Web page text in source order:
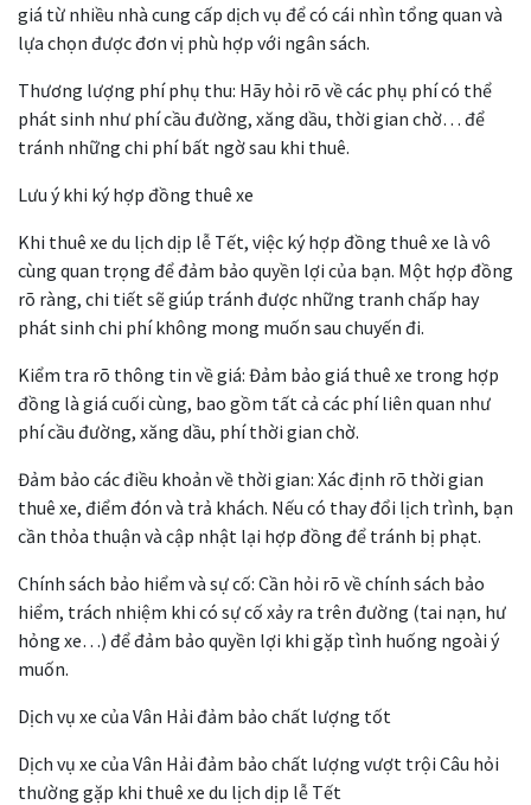
giá từ nhiều nhà cung cấp dịch vụ để có cái nhìn tổng quan và
lựa chọn được đơn vị phù hợp với ngân sách.
Thương lượng phí phụ thu: Hãy hỏi rõ về các phụ phí có thể
phát sinh như phí cầu đường, xăng dầu, thời gian chờ… để
tránh những chi phí bất ngờ sau khi thuê.
Lưu ý khi ký hợp đồng thuê xe
Khi thuê xe du lịch dịp lễ Tết, việc ký hợp đồng thuê xe là vô
cùng quan trọng để đảm bảo quyền lợi của bạn. Một hợp đồng
rõ ràng, chi tiết sẽ giúp tránh được những tranh chấp hay
phát sinh chi phí không mong muốn sau chuyến đi.
Kiểm tra rõ thông tin về giá: Đảm bảo giá thuê xe trong hợp
đồng là giá cuối cùng, bao gồm tất cả các phí liên quan như
phí cầu đường, xăng dầu, phí thời gian chờ.
Đảm bảo các điều khoản về thời gian: Xác định rõ thời gian
thuê xe, điểm đón và trả khách. Nếu có thay đổi lịch trình, bạn
cần thỏa thuận và cập nhật lại hợp đồng để tránh bị phạt.
Chính sách bảo hiểm và sự cố: Cần hỏi rõ về chính sách bảo
hiểm, trách nhiệm khi có sự cố xảy ra trên đường (tai nạn, hư
hỏng xe…) để đảm bảo quyền lợi khi gặp tình huống ngoài ý
muốn.
Dịch vụ xe của Vân Hải đảm bảo chất lượng tốt
Dịch vụ xe của Vân Hải đảm bảo chất lượng vượt trội Câu hỏi
thường gặp khi thuê xe du lịch dịp lễ Tết